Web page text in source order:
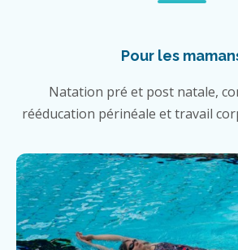
Pour les
Natation pré et post natale,
rééducation périnéale et travail